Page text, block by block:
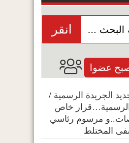
انقر
عضوا
الجريدة الرسمية /
الرسمية…قرار خاص
مرسوم رئاسي
المختلط